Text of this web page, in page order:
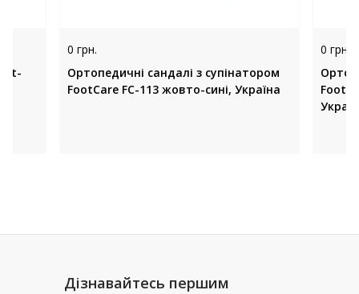
0 грн.
Ортопедичні сандалі з супінатором
FootCare FC-113 жовто-сині, Україна
0 грн.
FootCare
Дізнавайтесь першим